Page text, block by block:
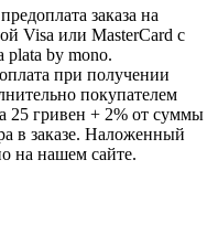
заказа на
Visa или MasterCard с
plata by mono.
при получении
покупателем
25 гривен + 2% от суммы
в заказе. Наложенный
на нашем сайте.